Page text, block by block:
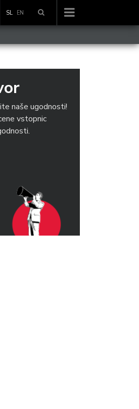
SL EN
naše ugodnosti!
vstopnic